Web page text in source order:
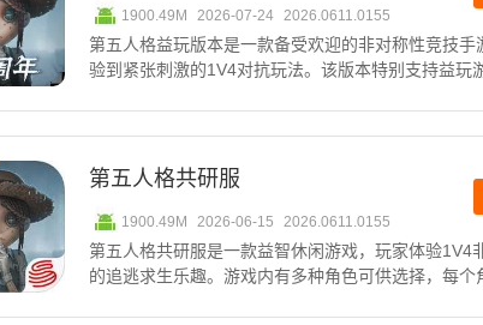
1900.49M 2026-07-24 2026.0611.0155
第五人格益玩版本是一款备受欢迎的非对称性竞技手
验到紧张刺激的1V4对抗玩法。该版本特别支持益玩
第五人格共研服
1900.49M 2026-06-15 2026.0611.0155
第五人格共研服是一款益智休闲游戏，玩家体验1V4
的追逃求生乐趣。游戏内有多种角色可供选择，每个